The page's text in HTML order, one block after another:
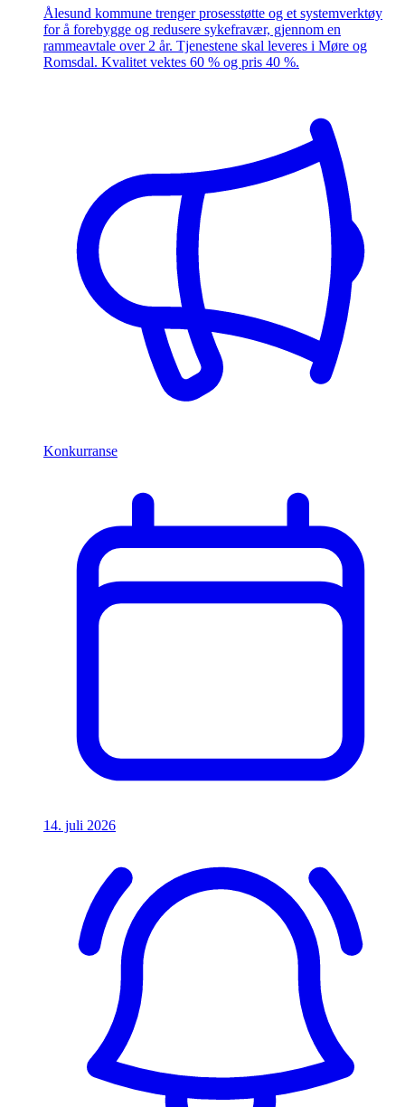
Ålesund kommune trenger prosesstøtte og et systemverktøy
for å forebygge og redusere sykefravær, gjennom en
rammeavtale over 2 år. Tjenestene skal leveres i Møre og
Romsdal. Kvalitet vektes 60 % og pris 40 %.
Konkurranse
14. juli 2026